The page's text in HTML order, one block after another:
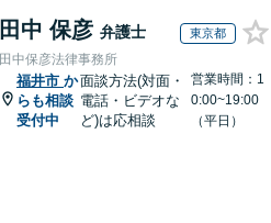
田中 保彦 弁護士 東京都
田中保彦法律事務所
福井市 か
らも相談
受付中
面談方法(対面・
電話・ビデオな
ど)は応相談
営業時間：1
0:00~19:00
（平日）